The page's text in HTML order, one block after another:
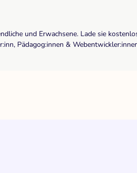
und Erwachsene. Lade sie
Pädagog:innen &